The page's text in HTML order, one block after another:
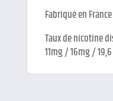
Fabriqué en
Taux de nicotine
11mg / 16mg /